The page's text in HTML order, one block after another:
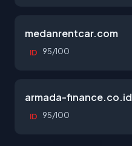
medanrentcar.com
ID 95/100
armada-finance.co.id
ID 95/100